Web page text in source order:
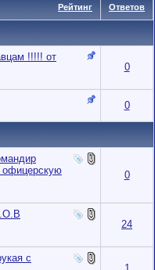
Рейтинг Ответов
!!!!! от
0
0
офицерскую
0
24
с